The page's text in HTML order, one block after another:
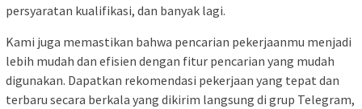
persyaratan kualifikasi, dan banyak lagi.
Kami juga memastikan bahwa pencarian pekerjaanmu menjadi
lebih mudah dan efisien dengan fitur pencarian yang mudah
digunakan. Dapatkan rekomendasi pekerjaan yang tepat dan
terbaru secara berkala yang dikirim langsung di grup Telegram,